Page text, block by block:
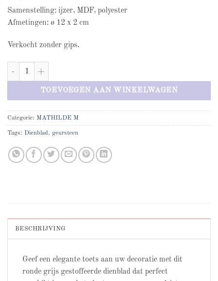
Samenstelling: ijzer, MDF, polyester
Afmetingen: ø 12 x 2 cm
Verkocht zonder gips.
Mathilde M gestoffeerd dienblad voor geursteen - Grijs aantal
TOEVOEGEN AAN WINKELWAGEN
Categorie: MATHILDE M
Tags: Dienblad, geursteen
BESCHRIJVING
Geef een elegante toets aan uw decoratie met dit
ronde grijs gestoffeerde dienblad dat perfect